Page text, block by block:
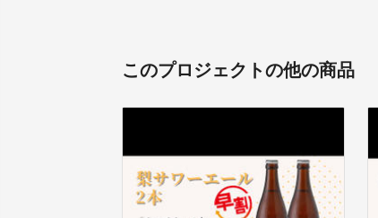
このプロジェクトの他の商品